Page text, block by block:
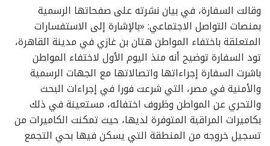
وقالت السفارة، في بيان نشرته على صفحاتها الرسمية
بمنصات التواصل الاجتماعي: «بالإشارة إلى الاستفسارات
المتعلقة باختفاء المواطن هتان بن غازي في مدينة القاهرة،
تود السفارة توضيح أنه منذ اليوم الأول لاختفاء المواطن
باشرت السفارة إجراءاتها واتصالاتها مع الجهات الرسمية
والأمنية في مصر، التي شرعت فورا في إجراءات البحث
والتحري عن المواطن وظروف اختفائه، مستعينة في ذلك
بكاميرات المراقبة المتوفرة لديها، حيث تمكنت الكاميرات من
تسجيل خروجه من المنطقة التي يسكن فيها بحي التجمع